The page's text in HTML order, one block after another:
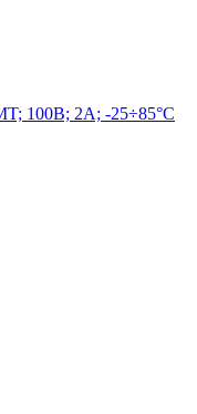
100В; 2А; -25÷85°C